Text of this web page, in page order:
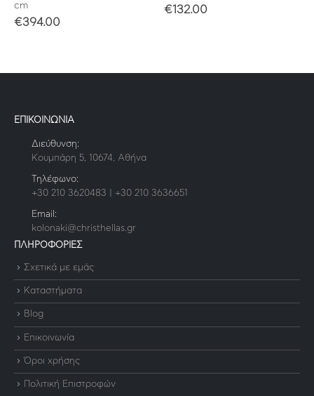
cm
€394.00
€132.00
ΕΠΙΚΟΙΝΩΝΙΑ
Διεύθυνση:
Κουμπάρη 5, 10674, Αθήνα
Τηλέφωνο:
+30 210 3620483 | +30 210 3636651
Email:
kolonaki@christhellas.gr
ΠΛΗΡΟΦΟΡΙΕΣ
Σχετικά με εμάς
Καταστήματα
Blog
Επικοινωνία
Όροι χρήσης
Πολιτική Επιστροφών